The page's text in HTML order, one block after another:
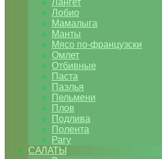
Лангет
Лобио
Мамалыга
Манты
Мясо по-французски
Омлет
Отбивные
Паста
Паэлья
Пельмени
Плов
Подлива
Полента
Рагу
САЛАТЫ